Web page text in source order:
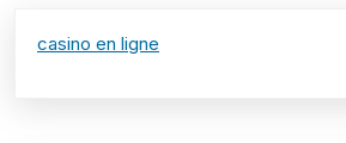
casino en ligne